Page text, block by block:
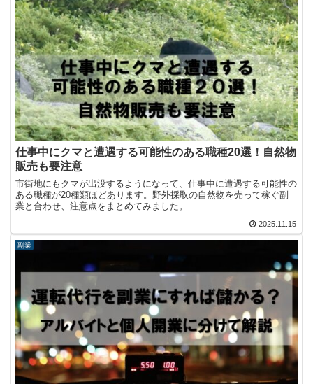
仕事中にクマと遭遇する可能性のある職種20選！自然物
販売も要注意
市街地にもクマが出没するようになって、仕事中に遭遇する可能性の
ある職種が20種類ほどあります。野外採取の自然物を売って稼ぐ副
業と合わせ、注意点をまとめてみました。
2025.11.15
副業